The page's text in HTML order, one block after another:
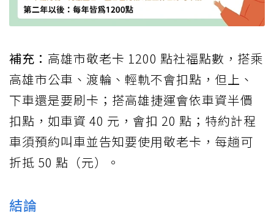
補充： 高雄市敬老卡 1200 點社福點數，搭乘
高雄市公車、渡輪、輕軌不會扣點，但上、
下車還是要刷卡；搭高雄捷運會依車資半價
扣點，如車資 40 元，會扣 20 點；特約計程
車須預約叫車並告知要使用敬老卡，每趟可
折抵 50 點（元）。
結論